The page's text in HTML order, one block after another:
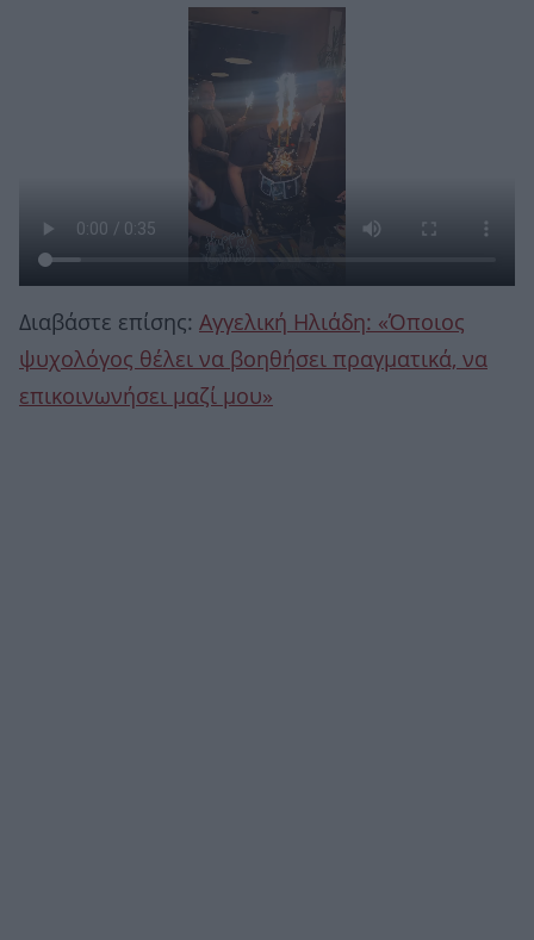
Διαβάστε επίσης: Αγγελική Ηλιάδη: «Όποιος
ψυχολόγος θέλει να βοηθήσει πραγματικά, να
επικοινωνήσει μαζί μου»